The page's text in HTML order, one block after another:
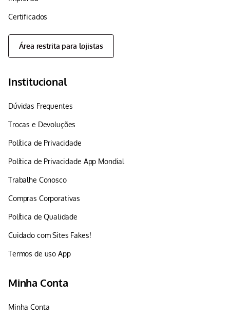
Certificados
Área restrita para lojistas
Institucional
Dúvidas Frequentes
Trocas e Devoluções
Política de Privacidade
Política de Privacidade App Mondial
Trabalhe Conosco
Compras Corporativas
Política de Qualidade
Cuidado com Sites Fakes!
Termos de uso App
Minha Conta
Minha Conta